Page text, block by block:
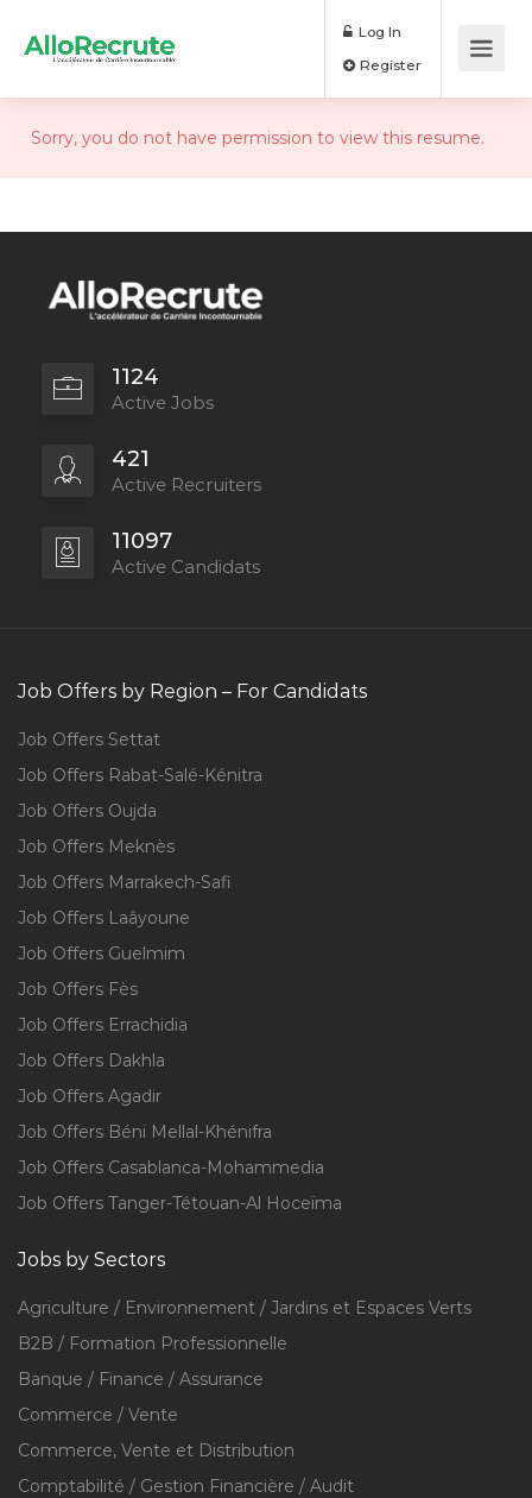
Log In
Sorry, you do not have permission to view this resume.
1124
Active Jobs
421
Active Recruiters
11097
Active Candidats
Job Offers by Region – For Candidats
Job Offers Settat
Job Offers Rabat-Salé-Kénitra
Job Offers Oujda
Job Offers Meknès
Job Offers Marrakech-Safi
Job Offers Laâyoune
Job Offers Guelmim
Job Offers Fès
Job Offers Errachidia
Job Offers Dakhla
Job Offers Agadir
Job Offers Béni Mellal-Khénifra
Job Offers Casablanca-Mohammedia
Job Offers Tanger-Tétouan-Al Hoceïma
Jobs by Sectors
Agriculture / Environnement / Jardins et Espaces Verts
B2B / Formation Professionnelle
Banque / Finance / Assurance
Commerce / Vente
Commerce, Vente et Distribution
Comptabilité / Gestion Financière / Audit